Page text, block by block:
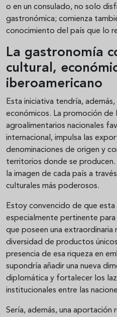
o en un consulado, no solo
gastronómica; comienza
conocimiento del país que lo
La gastronomía
cultural,
iberoamericano
Esta iniciativa tendría,
económicos. La promoción de
agroalimentarios nacionales
internacional, impulsa las
denominaciones de origen y
territorios donde se
la imagen de cada país a
culturales más poderosos.
Estoy convencido de que
especialmente pertinente
que poseen una extraordinaria
diversidad de productos
presencia de esa riqueza en
supondría añadir una nueva
diplomática y fortalecer los
institucionales entre las
Sería, además, una